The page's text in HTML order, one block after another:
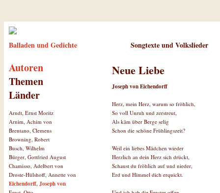
Balladen und Gedichte Songtexte und Volkslieder
Autoren
Themen
Länder
Arndt, Ernst Moritz
Arnim, Achim von
Brentano, Clemens
Browning, Robert
Busch, Wilhelm
Bürger, Gottfried August
Chamisso, Adelbert von
Droste-Hülshoff, Annette von
Eichendorff, Joseph von
Neue Liebe
Joseph von Eichendorff
Herz, mein Herz, warum so fröhlich,
So voll Unruh und zerstreut,
Als käm über Berge selig
Schon die schöne Frühlingszeit?
Weil ein liebes Mädchen wieder
Herzlich an dein Herz sich drückt,
Schaust du fröhlich auf und nieder,
Erd und Himmel dich erquickt.